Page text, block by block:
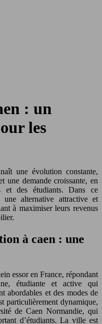
: un
les
une demande croissante, en
et des étudiants. Dans ce
une alternative attractive et
à maximiser leurs revenus
à caen : une
essor en France, répondant
étudiante et active qui
abordables et des modes de
particulièrement dynamique,
de Caen Normandie, qui
d’étudiants. La ville est